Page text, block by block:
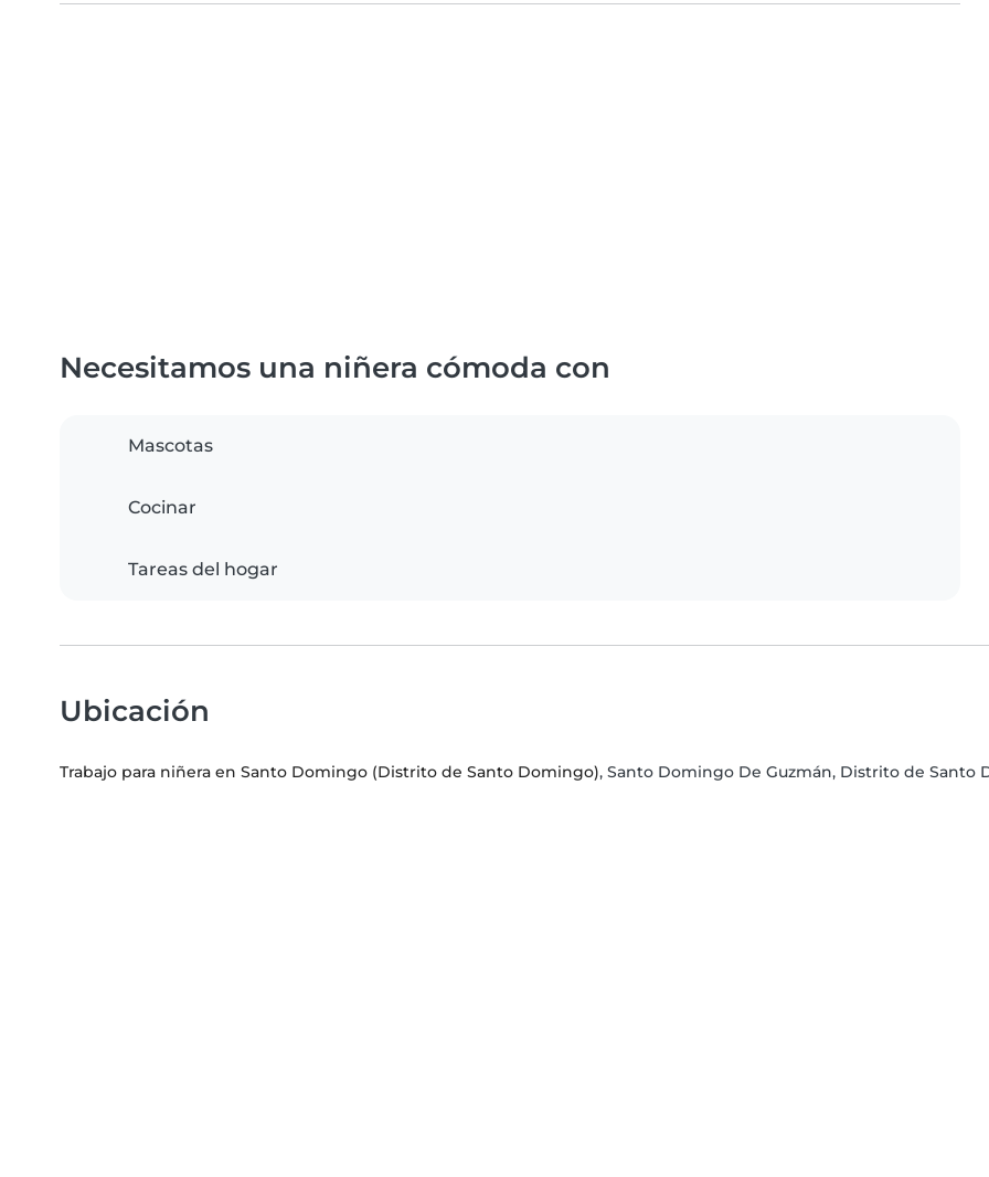
Necesitamos una niñera cómoda con
Mascotas
Cocinar
Tareas del hogar
Ubicación
Trabajo para niñera en Santo Domingo (Distrito de Santo Domingo), Santo Domingo De Guzmán, Distrito de Santo